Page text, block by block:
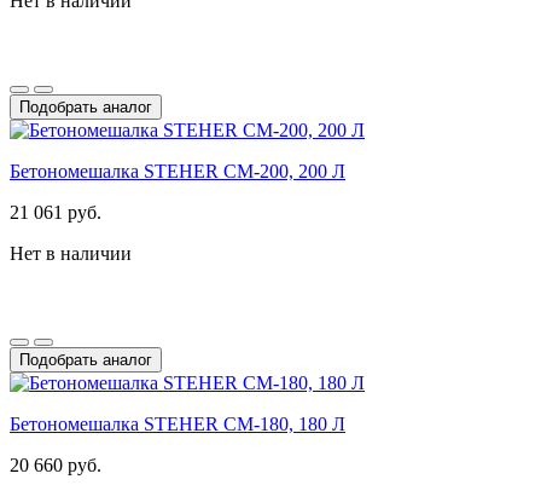
Подобрать аналог
Бетономешалка STEHER CM-200, 200 Л
21 061 руб.
Нет в наличии
Подобрать аналог
Бетономешалка STEHER CM-180, 180 Л
20 660 руб.